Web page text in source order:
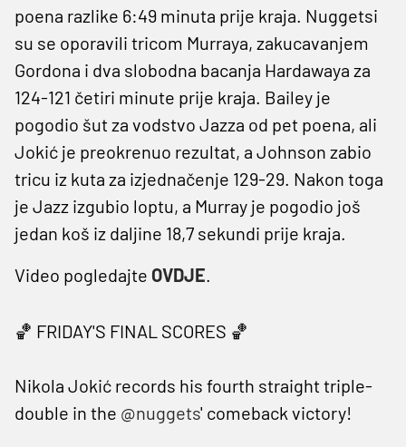
poena razlike 6:49 minuta prije kraja. Nuggetsi
su se oporavili ​​tricom Murraya, zakucavanjem
Gordona i dva slobodna bacanja Hardawaya za
124-121 četiri minute prije kraja. Bailey je
pogodio šut za vodstvo Jazza od pet poena, ali
Jokić je preokrenuo rezultat, a Johnson zabio
tricu iz kuta za izjednačenje 129-29. Nakon toga
je Jazz izgubio loptu, a Murray je pogodio još
jedan koš iz daljine 18,7 sekundi prije kraja.
Video pogledajte OVDJE.
🏀 FRIDAY'S FINAL SCORES 🏀
Nikola Jokić records his fourth straight triple-
double in the @nuggets' comeback victory!